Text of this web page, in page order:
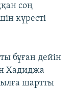
соң
күресті
бұған дейін
Хадиджа
шартты